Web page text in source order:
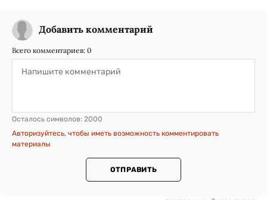
Добавить комментарий
Всего комментариев: 0
Осталось символов: 2000
Авторизуйтесь, чтобы иметь возможность комментировать
материалы
ОТПРАВИТЬ